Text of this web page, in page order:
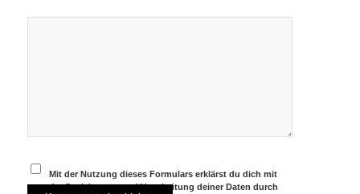
Mit der Nutzung dieses Formulars erklärst du dich mit
der Speicherung und Verarbeitung deiner Daten durch